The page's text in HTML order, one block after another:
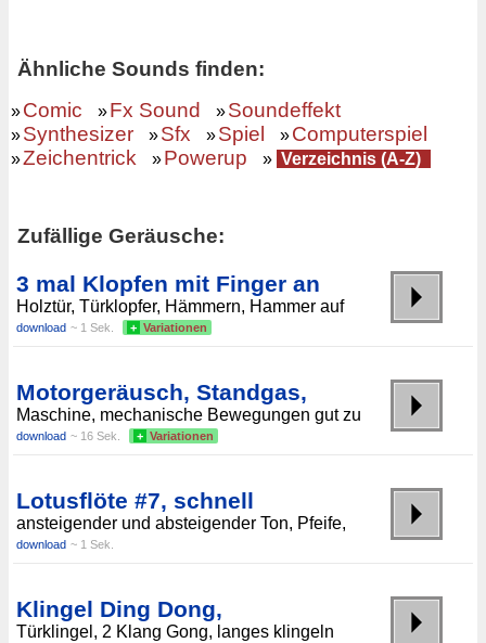
Ähnliche Sounds finden:
»Comic »Fx Sound »Soundeffekt
»Synthesizer »Sfx »Spiel »Computerspiel
»Zeichentrick »Powerup » Verzeichnis (A-Z)
Zufällige Geräusche:
3 mal Klopfen mit Finger an
Holztür, Türklopfer, Hämmern, Hammer auf
download ~ 1 Sek. + Variationen
Motorgeräusch, Standgas,
Maschine, mechanische Bewegungen gut zu
download ~ 16 Sek. + Variationen
Lotusflöte #7, schnell
ansteigender und absteigender Ton, Pfeife,
download ~ 1 Sek.
Klingel Ding Dong,
Türklingel, 2 Klang Gong, langes klingeln